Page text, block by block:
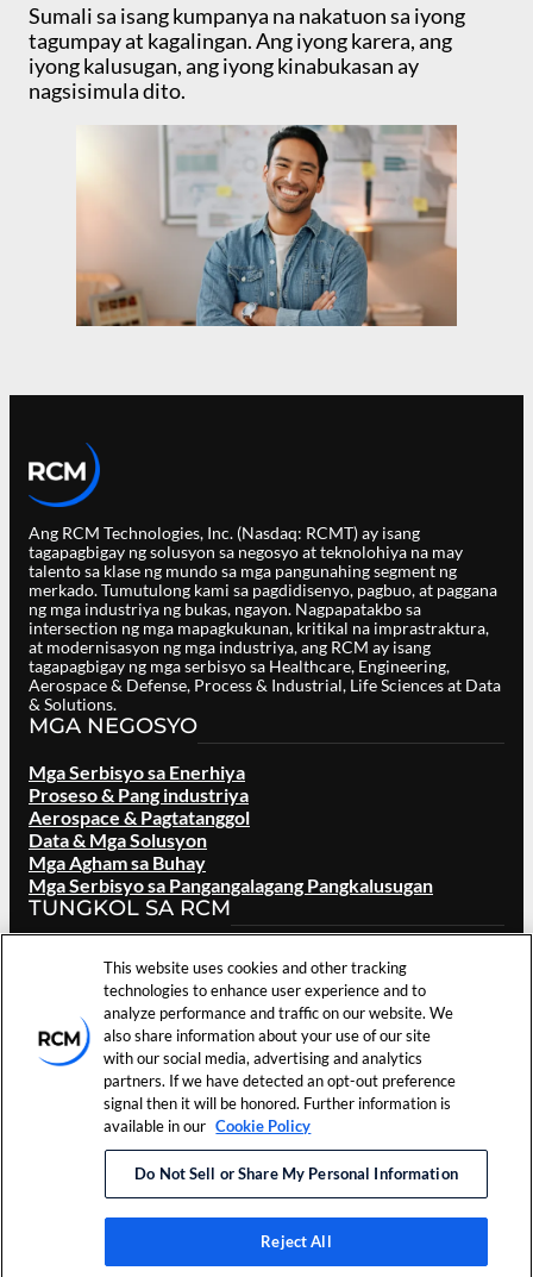
Sumali sa isang kumpanya na nakatuon sa iyong
tagumpay at kagalingan. Ang iyong karera, ang
iyong kalusugan, ang iyong kinabukasan ay
nagsisimula dito.
Ang RCM Technologies, Inc. (Nasdaq: RCMT) ay isang
tagapagbigay ng solusyon sa negosyo at teknolohiya na may
talento sa klase ng mundo sa mga pangunahing segment ng
merkado. Tumutulong kami sa pagdidisenyo, pagbuo, at paggana
ng mga industriya ng bukas, ngayon. Nagpapatakbo sa
intersection ng mga mapagkukunan, kritikal na imprastraktura,
at modernisasyon ng mga industriya, ang RCM ay isang
tagapagbigay ng mga serbisyo sa Healthcare, Engineering,
Aerospace & Defense, Process & Industrial, Life Sciences at Data
& Solutions.
MGA NEGOSYO
Mga Serbisyo sa Enerhiya
Proseso & Pang industriya
Aerospace & Pagtatanggol
Data & Mga Solusyon
Mga Agham sa Buhay
Mga Serbisyo sa Pangangalagang Pangkalusugan
TUNGKOL SA RCM
Ang aming Tatak
Mga Lokasyon
Mga Karera
Mga namumuhunan
Balita at mga Kaganapan
Mga Sanggunian
Makipag ugnay sa Amin
RCM Technologies,
Inc. Nakalaan ang Lahat ng
Karapatan.
Mga Tuntunin sa
Mga
Kagustuhan
sa Cookie
This website uses cookies and other tracking
technologies to enhance user experience and to
analyze performance and traffic on our website. We
also share information about your use of our site
with our social media, advertising and analytics
partners. If we have detected an opt-out preference
signal then it will be honored. Further information is
available in our Cookie Policy
Do Not Sell or Share My Personal Information
Reject All